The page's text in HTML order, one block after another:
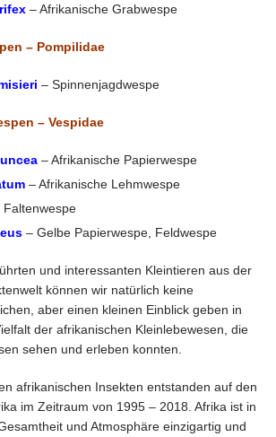
– Afrikanische Grabwespe
– Pompilidae
– Spinnenjagdwespe
– Vespidae
– Afrikanische Papierwespe
– Afrikanische Lehmwespe
Faltenwespe
– Gelbe Papierwespe, Feldwespe
und interessanten Kleintieren aus der
können wir natürlich keine
aber einen kleinen Einblick geben in
der afrikanischen Kleinlebewesen, die
sehen und erleben konnten.
afrikanischen Insekten entstanden auf den
im Zeitraum von 1995 – 2018. Afrika ist in
und Atmosphäre einzigartig und